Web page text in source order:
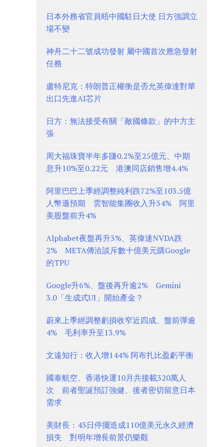
日本外務省官員晤中國駐日大使 日方強調立
場不變
神舟二十二號成功發射 屬中國首次應急發射
任務
盧特尼克：特朗普正權衡是否允英偉達對華
出口先進AI芯片
日方：無法接受有關「敵國條款」的中方主
張
周大福珠寶半年多賺0.2%至25億元、中期
息升10%至0.22元 港澳同店銷售增4.4%
阿里巴巴上季經調整純利跌72%至103.5億
人幣遜預期 雲智能集團收入升34% 阿里
美股盤前升4%
Alphabet夜盤再升3%、英偉達NVDA跌
2% META傳洽談斥數十億美元購Google
的TPU
Google升6%、盤後再升逾2% Gemini
3.0「生成式UI」開始產金？
蔚來上季經調整虧損收窄近四成、盤前彈逾
4% 毛利率升至13.9%
文遠知行：收入增144% 阿布扎比盈虧平衡
國泰航空、香港快運10月共接載320萬人
次 前者聖誕預訂強健、後者密切留意日本
需求
美財長：43日停擺造成110億美元永久經濟
損失 對明年增長前景仍樂觀